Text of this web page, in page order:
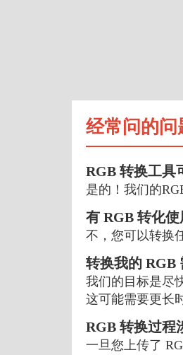
经常问的问
RGB 转换工具
是的！我们的
有 RGB 转化使
不，您可以转换
转换我的 RGB
我们的目标是尽
这可能需要更长
RGB 转换过程
一旦您上传了